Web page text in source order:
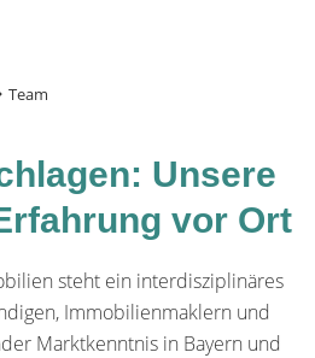
Team
Unsere
vor Ort
steht ein interdisziplinäres
Immobilienmaklern und
Marktkenntnis in Bayern und